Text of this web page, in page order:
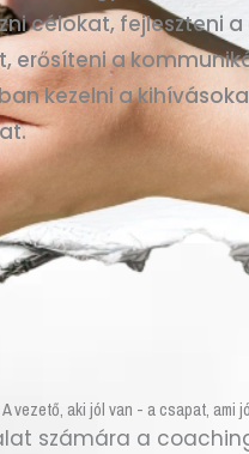
célokat, fejleszteni
erősíteni a
kezelni a
A vezető, aki jól van - a csapat, ami
számára a